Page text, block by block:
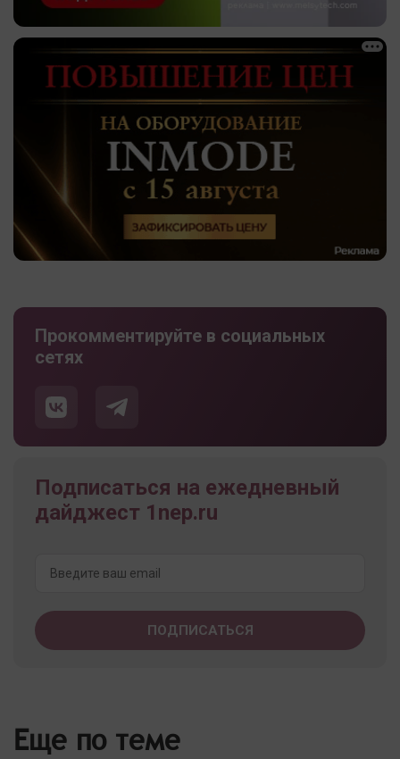
Прокомментируйте в социальных
сетях
Подписаться на ежедневный
дайджест 1nep.ru
Еще по теме